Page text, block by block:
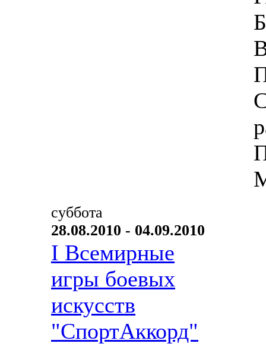
суббота
28.08.2010 - 04.09.2010
I Всемирные
игры боевых
искусств
"СпортАккорд"